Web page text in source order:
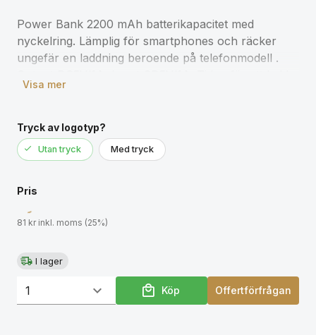
Power Bank 2200 mAh batterikapacitet med
nyckelring. Lämplig för smartphones och räcker
ungefär en laddning beroende på telefonmodell .
Power banken är ca 4-5 timmar och den kan laddas
Visa mer
Tryck av logotyp?
Utan tryck Med tryck
Pris
81 kr inkl. moms (25%)
I lager
Köp Offertförfrågan